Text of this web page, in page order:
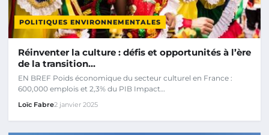
POLITIQUES ENVIRONNEMENTALES
Réinventer la culture : défis et opportunités à l’ère
de la transition…
EN BREF Poids économique du secteur culturel en France :
600,000 emplois et 2,3% du PIB Impact…
Loïc Fabre2 janvier 2025